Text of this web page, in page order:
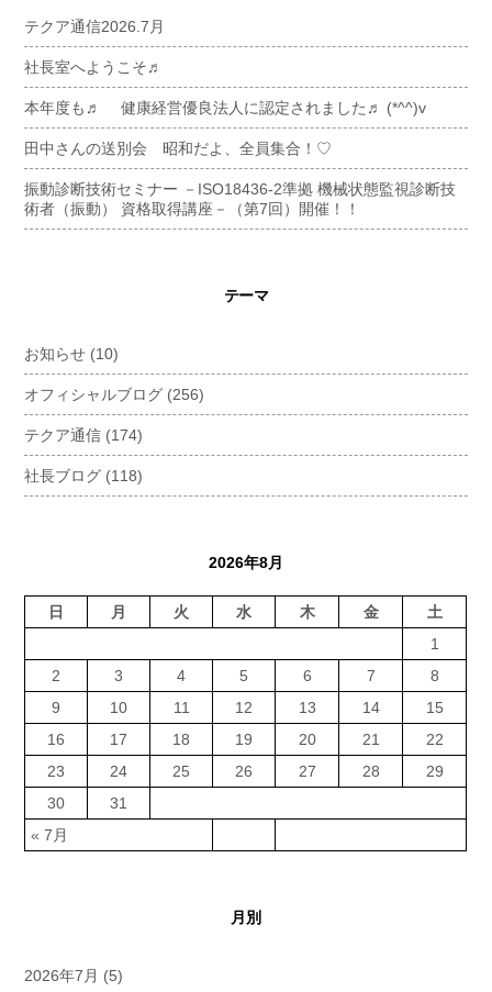
テクア通信2026.7月
社長室へようこそ♬
本年度も♬ 健康経営優良法人に認定されました♬ (*^^)v
田中さんの送別会 昭和だよ、全員集合！♡
振動診断技術セミナー －ISO18436-2準拠 機械状態監視診断技
術者（振動） 資格取得講座－（第7回）開催！！
テーマ
お知らせ (10)
オフィシャルブログ (256)
テクア通信 (174)
社長ブログ (118)
2026年8月
日 月 火 水 木 金 土
« 7月
1
2
3 4 5 6 7
8
9
10 11 12 13 14
15
16
17 18 19 20 21
22
23
24 25 26 27 28
29
30
31
月別
2026年7月 (5)